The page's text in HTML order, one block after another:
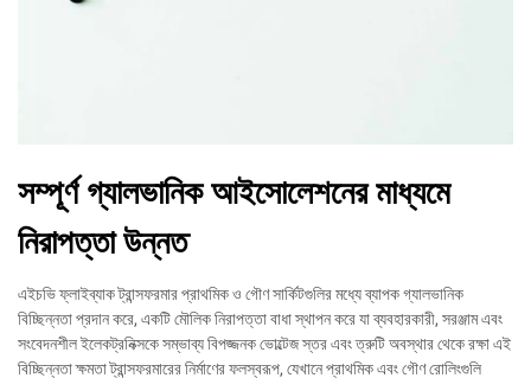
সম্পূর্ণ গ্যালভানিক আইসোলেশনের মাধ্যমে
নিরাপত্তা উন্নত
এইচভি ফ্লাইব্যাক ট্রান্সফরমার প্রাথমিক ও গৌণ সার্কিটগুলির মধ্যে ব্যাপক গ্যালভানিক
বিচ্ছিন্নতা প্রদান করে, একটি মৌলিক নিরাপত্তা বাধা স্থাপন করে যা ব্যবহারকারী, সরঞ্জাম এবং
সংবেদনশীল ইলেকট্রনিক্সকে সম্ভাব্য বিপজ্জনক ভোল্টেজ স্তর এবং ত্রুটি অবস্থার থেকে রক্ষা এই
বিচ্ছিন্নতা ক্ষমতা ট্রান্সফরমারের নির্মাণের ফলস্বরূপ, যেখানে প্রাথমিক এবং গৌণ রোলিংগুলি